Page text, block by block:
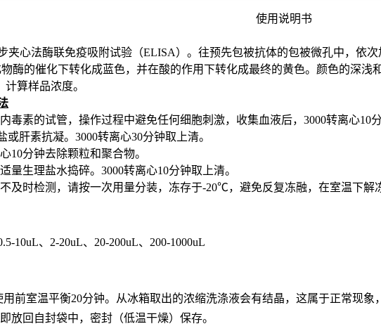
使用说明书
夹心法酶联免疫吸附试验（ELISA）。往预先包被抗体的包被微孔中，依
酶的催化下转化成蓝色，并在酸的作用下转化成最终的黄色。颜色的深浅
算样品浓度。
毒素的试管，操作过程中避免任何细胞刺激，收集血液后，3000转离心10
肝素抗凝。3000转离心30分钟取上清。
10分钟去除颗粒和聚合物。
量生理盐水捣碎。3000转离心10分钟取上清。
及时检测，请按一次用量分装，冻存于-20℃，避免反复冻融，在室温下解
10uL、2-20uL、20-200uL、200-1000uL
前室温平衡20分钟。从冰箱取出的浓缩洗涤液会有结晶，这属于正常现象
放回自封袋中，密封（低温干燥）保存。